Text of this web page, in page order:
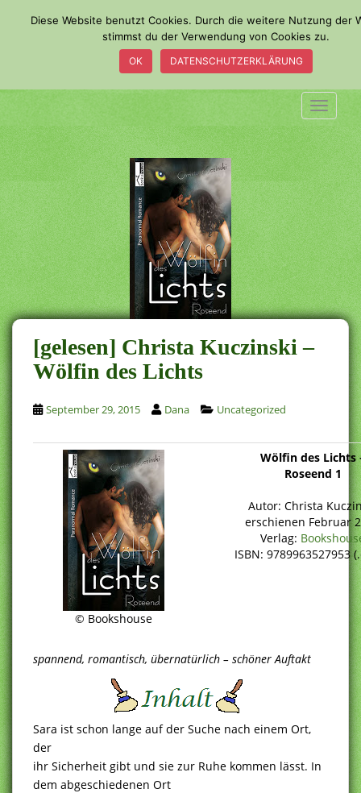
a
i
n
c
o
n
t
e
n
t
[gelesen] Christa Kuczinski –
Wölfin des Lichts
September 29, 2015 Dana Uncategorized
© Bookshouse
Wölfin des Lichts
Roseend 1
Autor: Christa
erschienen Februar
Verlag:
ISBN: 9789963527953
spannend, romantisch, übernatürlich – schöner Auftakt
Sara ist schon lange auf der Suche nach einem Ort,
der
ihr Sicherheit gibt und sie zur Ruhe kommen lässt. In
dem abgeschiedenen Ort
Diese Website benutzt Cookies. Durch die weitere Nutzung der
stimmst du der Verwendung von Cookies zu.
OK DATENSCHUTZERKLÄRUNG